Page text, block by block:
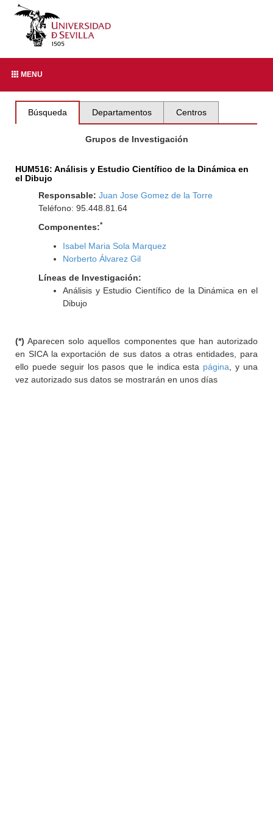
MENU
Búsqueda Departamentos Centros
Grupos de Investigación
HUM516: Análisis y Estudio Científico de la Dinámica en
el Dibujo
Responsable: Juan Jose Gomez de la Torre
Teléfono: 95.448.81.64
Componentes:*
Isabel Maria Sola Marquez
Norberto Álvarez Gil
Líneas de Investigación:
Análisis y Estudio Científico de la Dinámica en el
Dibujo
(*) Aparecen solo aquellos componentes que han autorizado
en SICA la exportación de sus datos a otras entidades, para
ello puede seguir los pasos que le indica esta página , y una
vez autorizado sus datos se mostrarán en unos días